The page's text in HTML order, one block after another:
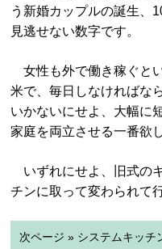
う新婚カップルの誕生、
見逃せない数字です。
女性も外で働き稼ぐと
米で、毎日しなければな
いかないにせよ、大幅に
家庭を両立させる一番欲
いずれにせよ、旧式の
チンに取って変わられて
次ページ » システムキッチ